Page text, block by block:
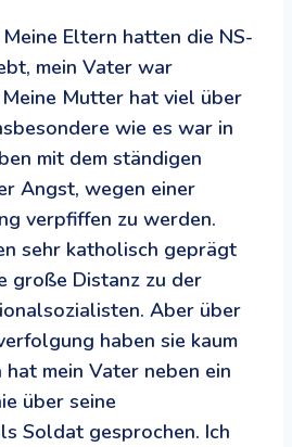
Meine Eltern hatten die NS-
mein Vater war
Mutter hat viel über
wie es war in
mit dem ständigen
Angst, wegen einer
verpfiffen zu werden.
sehr katholisch geprägt
große Distanz zu der
Aber über
haben sie kaum
mein Vater neben ein
über seine
Soldat gesprochen. Ich